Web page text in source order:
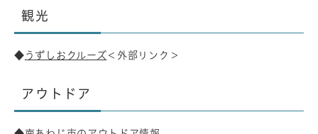
観光
◆ うずしおクルーズ ＜外部リンク＞
アウトドア